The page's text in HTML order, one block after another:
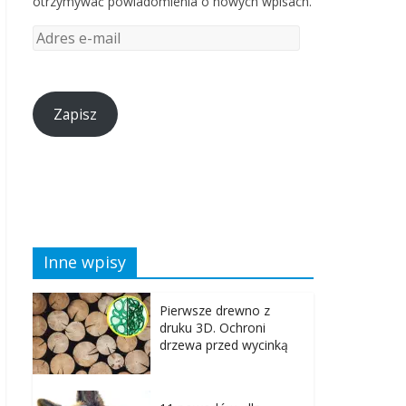
Zapisz
Inne wpisy
Pierwsze drewno z
druku 3D. Ochroni
drzewa przed wycinką